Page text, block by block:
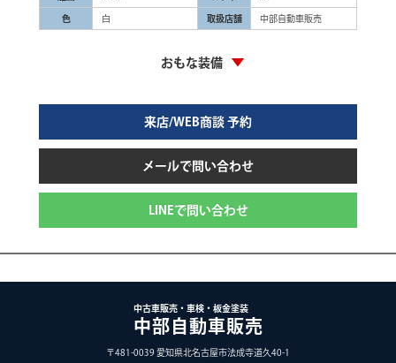
色 白 取扱店舗 中部自動車販売
おもな装備
来店/WEB商談 予約
メールで問い合わせ
LINEで問い合わせ
中古車販売・車検・板金塗装
中部自動車販売
〒481-0039 愛知県北名古屋市法成寺道久40-1